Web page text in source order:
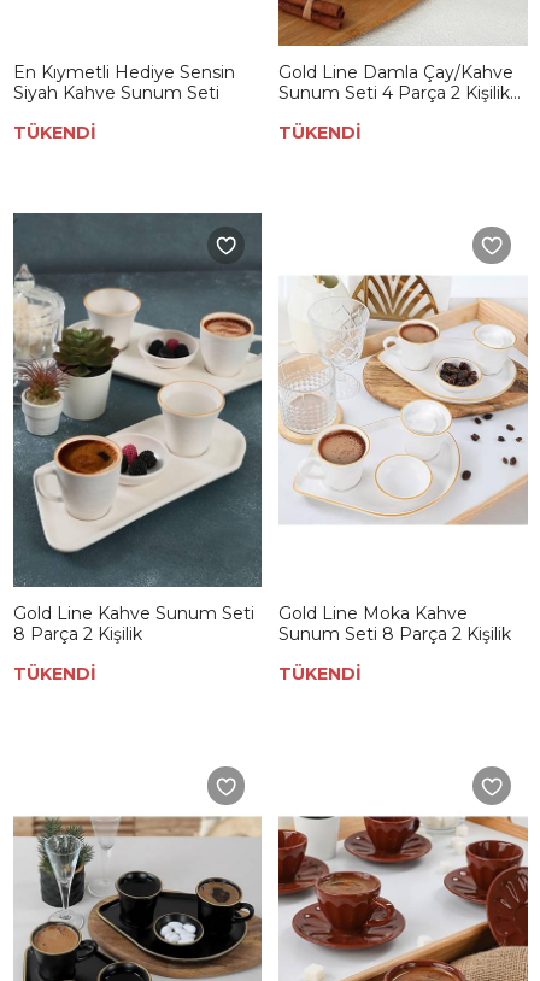
En Kıymetli Hediye Sensin
Siyah Kahve Sunum Seti
TÜKENDİ
Gold Line Damla Çay/Kahve
Sunum Seti 4 Parça 2 Kişilik
TÜKENDİ
Gold Line Kahve Sunum Seti
8 Parça 2 Kişilik
TÜKENDİ
Gold Line Moka Kahve
Sunum Seti 8 Parça 2 Kişilik
TÜKENDİ